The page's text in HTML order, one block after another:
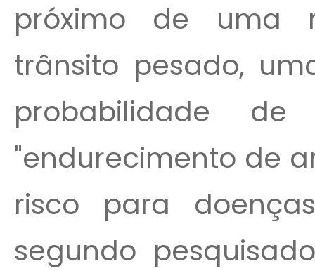
próximo de uma
trânsito pesado,
probabilidade
"endurecimento de
risco para
segundo